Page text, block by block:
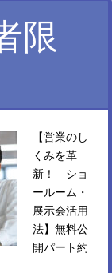
限
【営業のし
くみを革
新！ ショ
ールーム・
展示会活用
法】無料公
開パート約